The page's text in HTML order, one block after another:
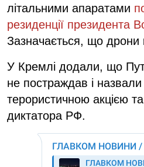
літальними апаратами
резиденції президента
Зазначається, що
У Кремлі додали, що
не постраждав і
терористичною акцією
диктатора РФ.